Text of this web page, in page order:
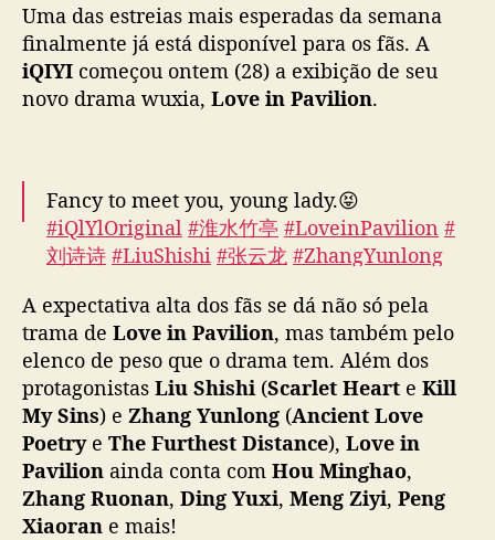
n
”
N
o
u
x
i
d
a
i
Q
I
Y
t
e
Uma das estreias mais esperadas da semana
finalmente já está disponível para os fãs. A
iQIYI começou ontem (28) a exibição de seu
novo drama wuxia, Love in Pavilion.
Fancy to meet you, young lady.😝
#iQlYlOriginal #淮水竹亭 #LoveinPavilion #
刘诗诗 #LiuShishi #张云龙 #ZhangYunlong
pic.twitter.com/z9cNjQxIdq
— iQIYI (@iQIYI)April 28, 2025
A expectativa alta dos fãs se dá não só pela
trama de Love in Pavilion, mas também pelo
elenco de peso que o drama tem. Além dos
protagonistas Liu Shishi (Scarlet Heart e Kill
My Sins) e Zhang Yunlong (Ancient Love
Poetrye The Furthest Distance), Love in
Pavilion ainda conta com Hou Minghao,
Zhang Ruonan, Ding Yuxi, Meng Ziyi, Peng
Xiaoran e mais!